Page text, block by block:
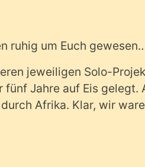
ruhig um Euch
jeweiligen Solo-
Jahre auf Eis gelegt.
Afrika. Klar, wir